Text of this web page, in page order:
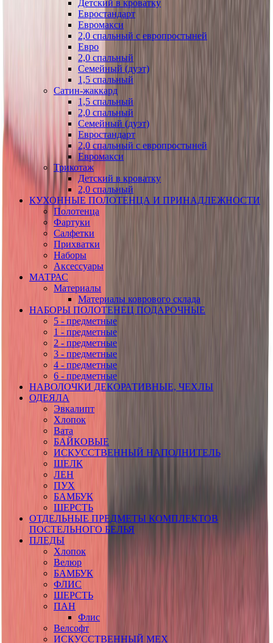
Детский в кроватку
Евростандарт
Евромакси
2,0 спальный с европростыней
Евро
2,0 спальный
Семейный (дуэт)
1,5 спальный
Сатин-жаккард
1,5 спальный
2,0 спальный
Семейный (дуэт)
Евростандарт
2,0 спальный с европростыней
Евромакси
Трикотаж
Детский в кроватку
2,0 спальный
КУХОННЫЕ ПОЛОТЕНЦА И ПРИНАДЛЕЖНОСТИ
Полотенца
Фартуки
Салфетки
Прихватки
Наборы
Аксессуары
МАТРАС
Материалы
Материалы коврового склада
НАБОРЫ ПОЛОТЕНЕЦ ПОДАРОЧНЫЕ
5 - предметные
1 - предметные
2 - предметные
3 - предметные
4 - предметные
6 - предметные
НАВОЛОЧКИ ДЕКОРАТИВНЫЕ, ЧЕХЛЫ
ОДЕЯЛА
Эвкалипт
Хлопок
Вата
БАЙКОВЫЕ
ИСКУССТВЕННЫЙ НАПОЛНИТЕЛЬ
ШЕЛК
ЛЕН
ПУХ
БАМБУК
ШЕРСТЬ
ОТДЕЛЬНЫЕ ПРЕДМЕТЫ КОМПЛЕКТОВ
ПОСТЕЛЬНОГО БЕЛЬЯ
ПЛЕДЫ
Хлопок
Велюр
БАМБУК
ФЛИС
ШЕРСТЬ
ПАН
Флис
Велсофт
ИСКУССТВЕННЫЙ МЕХ